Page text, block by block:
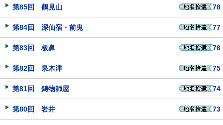
第85回 鶴見山 78
第84回 深仙宿・前鬼 77
第83回 板鼻 76
第82回 泉木津 75
第81回 鋳物師屋 74
第80回 岩井 73